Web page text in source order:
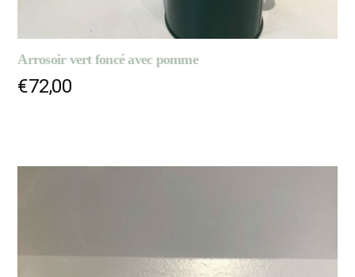
Arrosoir vert foncé avec pomme
€72,00